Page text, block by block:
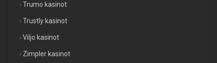
Trumo kasinot
Trustly kasinot
Viljo kasinot
Zimpler kasinot